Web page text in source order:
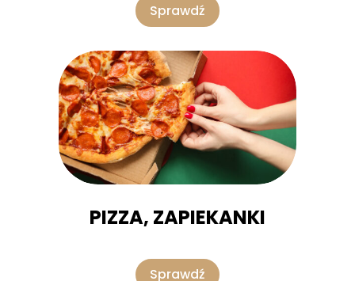
Sprawdź
PIZZA, ZAPIEKANKI
Sprawdź